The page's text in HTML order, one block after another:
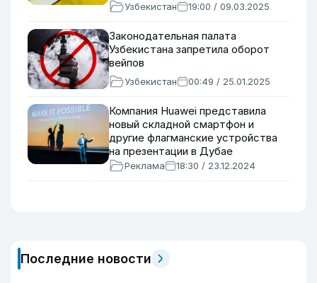
Узбекистан 19:00 / 09.03.2025
Законодательная палата
Узбекистана запретила оборот
вейпов
Узбекистан 00:49 / 25.01.2025
Компания Huawei представила
новый складной смартфон и
другие флагманские устройства
на презентации в Дубае
Реклама 18:30 / 23.12.2024
Последние новости